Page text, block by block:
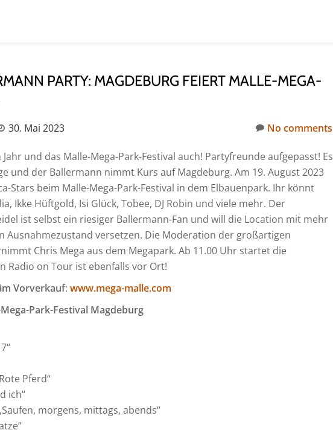
PARTY: MAGDEBURG FEIERT MALLE-MEGA-P
30. Mai 2023 No comments
und das Malle-Mega-Park-Festival auch! Partyfreunde aufgepasst! Es
und der Ballermann nimmt Kurs auf Magdeburg. Am 19. August 2023
Stars beim Malle-Mega-Park-Festival in dem Elbauenpark. Ihr könnt
Ikke Hüftgold, Isi Glück, Tobee, DJ Robin und viele mehr. Der
ist selbst ein riesiger Ballermann-Fan und will die Location mit mehr
Ausnahmezustand versetzen. Die Moderation der großartigen
Chris Mega aus dem Megapark. Ab 11.00 Uhr startet die
Radio on Tour ist ebenfalls vor Ort!
Vorverkauf: www.mega-malle.com
Park-Festival Magdeburg
Pferd“
ich“
morgens, mittags, abends“